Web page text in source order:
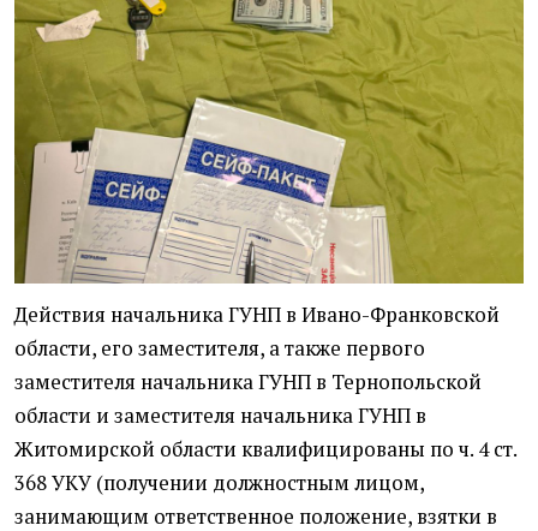
Действия начальника ГУНП в Ивано-Франковской
области, его заместителя, а также первого
заместителя начальника ГУНП в Тернопольской
области и заместителя начальника ГУНП в
Житомирской области квалифицированы по ч. 4 ст.
368 УКУ (получении должностным лицом,
занимающим ответственное положение, взятки в